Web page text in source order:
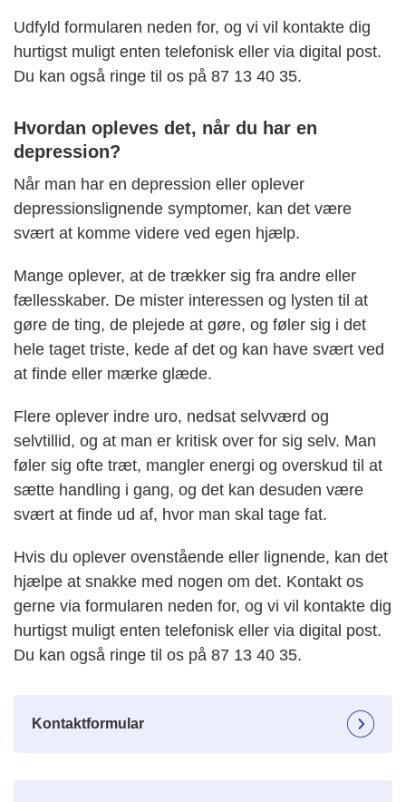
Udfyld formularen neden for, og vi vil kontakte dig
hurtigst muligt enten telefonisk eller via digital post.
Du kan også ringe til os på 87 13 40 35.
Hvordan opleves det, når du har en
depression?
Når man har en depression eller oplever
depressionslignende symptomer, kan det være
svært at komme videre ved egen hjælp.
Mange oplever, at de trækker sig fra andre eller
fællesskaber. De mister interessen og lysten til at
gøre de ting, de plejede at gøre, og føler sig i det
hele taget triste, kede af det og kan have svært ved
at finde eller mærke glæde.
Flere oplever indre uro, nedsat selvværd og
selvtillid, og at man er kritisk over for sig selv. Man
føler sig ofte træt, mangler energi og overskud til at
sætte handling i gang, og det kan desuden være
svært at finde ud af, hvor man skal tage fat.
Hvis du oplever ovenstående eller lignende, kan det
hjælpe at snakke med nogen om det. Kontakt os
gerne via formularen neden for, og vi vil kontakte dig
hurtigst muligt enten telefonisk eller via digital post.
Du kan også ringe til os på 87 13 40 35.
Kontaktformular